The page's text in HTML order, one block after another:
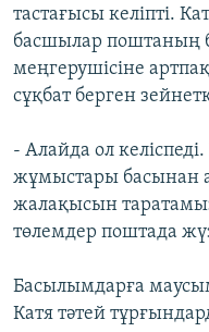
тастағысы келіпті.
басшылар поштаның
меңгерушісіне
сұқбат берген
- Алайда ол
жұмыстары басынан
жалақысын
төлемдер поштада
Басылымдарға
Катя тәтей